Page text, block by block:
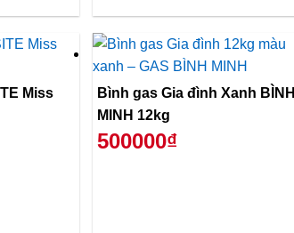
Bình gas Gia đình Xanh BÌNH
MINH 12kg
500000₫